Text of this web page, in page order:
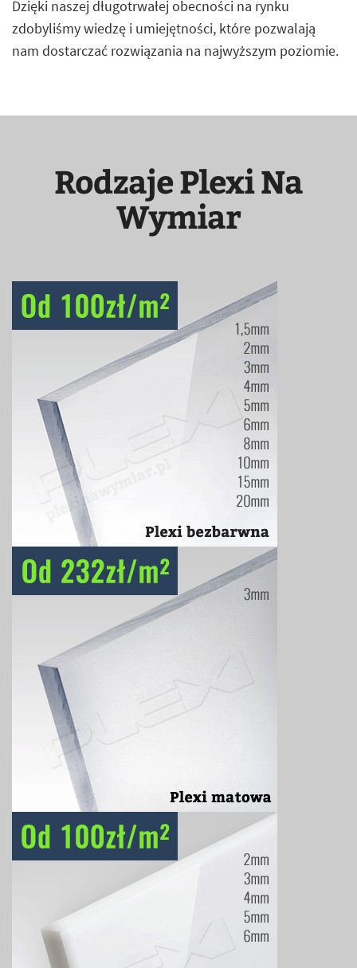
Dzięki naszej długotrwałej obecności na rynku
zdobyliśmy wiedzę i umiejętności, które pozwalają
nam dostarczać rozwiązania na najwyższym poziomie.
Rodzaje Plexi Na
Wymiar